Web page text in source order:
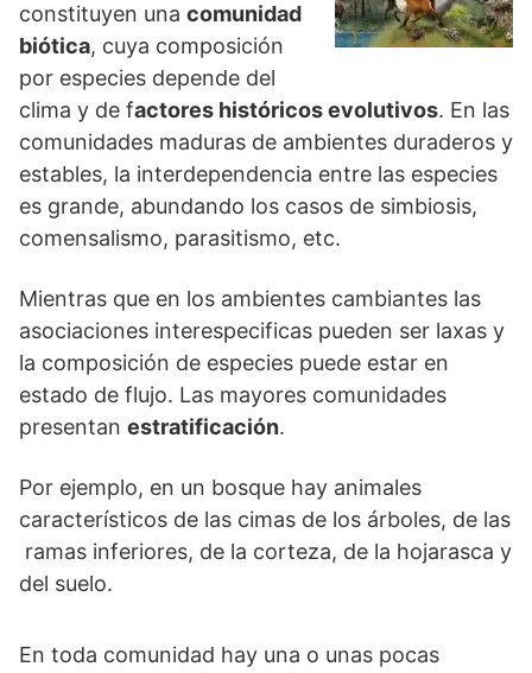
constituyen una comunidad
biótica, cuya composición
por especies depende del
clima y de factores históricos evolutivos. En las
comunidades maduras de ambientes duraderos y
estables, la interdependencia entre las especies
es grande, abundando los casos de simbiosis,
comensalismo, parasitismo, etc.
Mientras que en los ambientes cambiantes las
asociaciones interespecificas pueden ser laxas y
la composición de especies puede estar en
estado de flujo. Las mayores comunidades
presentan estratificación.
Por ejemplo, en un bosque hay animales
característicos de las cimas de los árboles, de las
ramas inferiores, de la corteza, de la hojarasca y
del suelo.
En toda comunidad hay una o unas pocas